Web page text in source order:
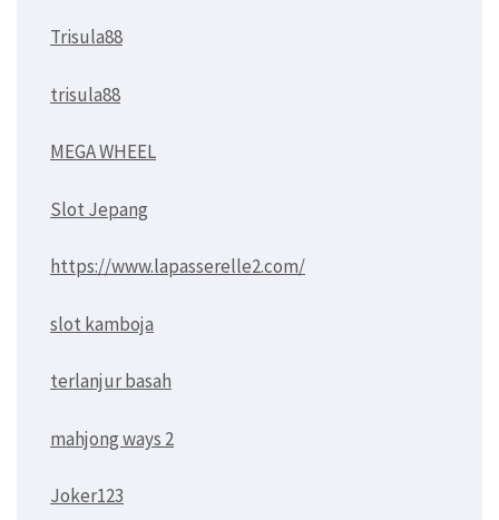
Trisula88
trisula88
MEGA WHEEL
Slot Jepang
https://www.lapasserelle2.com/
slot kamboja
terlanjur basah
mahjong ways 2
Joker123